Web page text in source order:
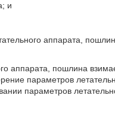
и
аппарата,
аппарата, пошлина
параметров
параметров